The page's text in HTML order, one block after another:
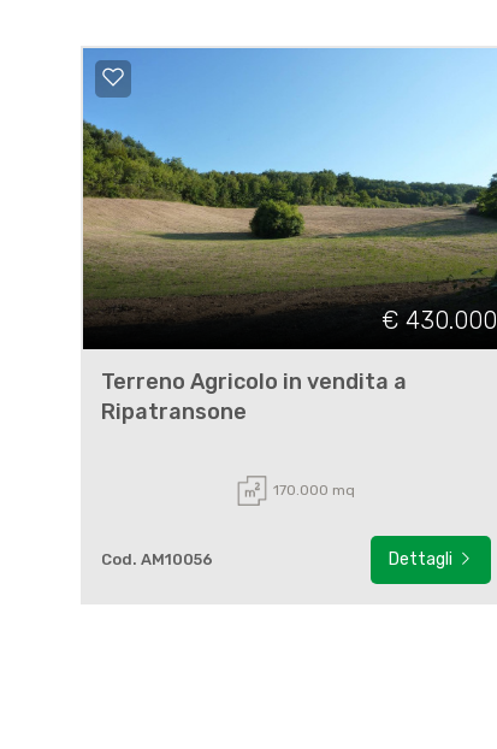
€ 430.000
Terreno Agricolo in vendita a
Ripatransone
170.000 mq
Cod. AM10056 Dettagli